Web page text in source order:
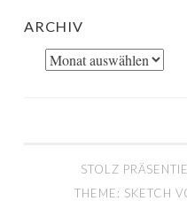
ARCHIV
Archiv
STOLZ
THEME: SKETCH